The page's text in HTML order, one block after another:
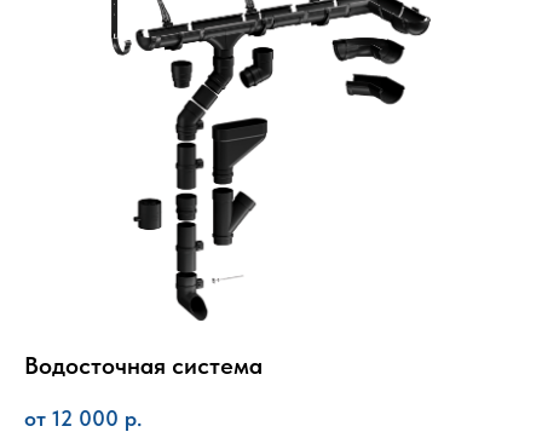
Водосточная система
от 12 000 р.